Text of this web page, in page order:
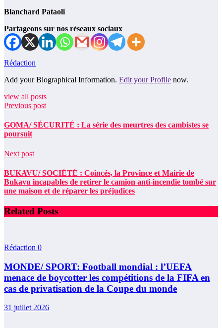
Blanchard Pataoli
Partageons sur nos réseaux sociaux
Rédaction
Add your Biographical Information. Edit your Profile now.
view all posts
Previous post
GOMA/ SÉCURITÉ : La série des meurtres des cambistes se
poursuit
Next post
BUKAVU/ SOCIÉTÉ : Coincés, la Province et Mairie de
Bukavu incapables de retirer le camion anti-incendie tombé sur
une maison et de réparer les préjudices
Related Posts
Rédaction 0
MONDE/ SPORT: Football mondial : l’UEFA
menace de boycotter les compétitions de la FIFA en
cas de privatisation de la Coupe du monde
31 juillet 2026